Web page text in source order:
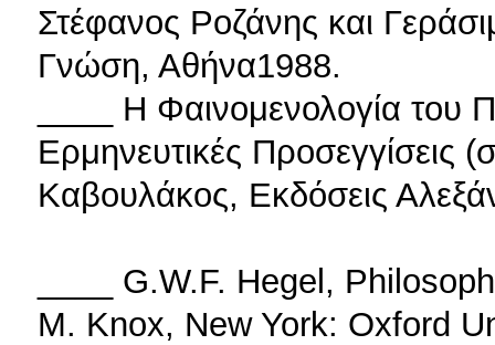
Στέφανος Ροζάνης και
Γνώση, Αθήνα1988.
____ Η Φαινομενολογία
Ερμηνευτικές Προσεγγίσεις
Καβουλάκος, Εκδόσεις
____ G.W.F. Hegel,
M. Knox, New York: Oxford